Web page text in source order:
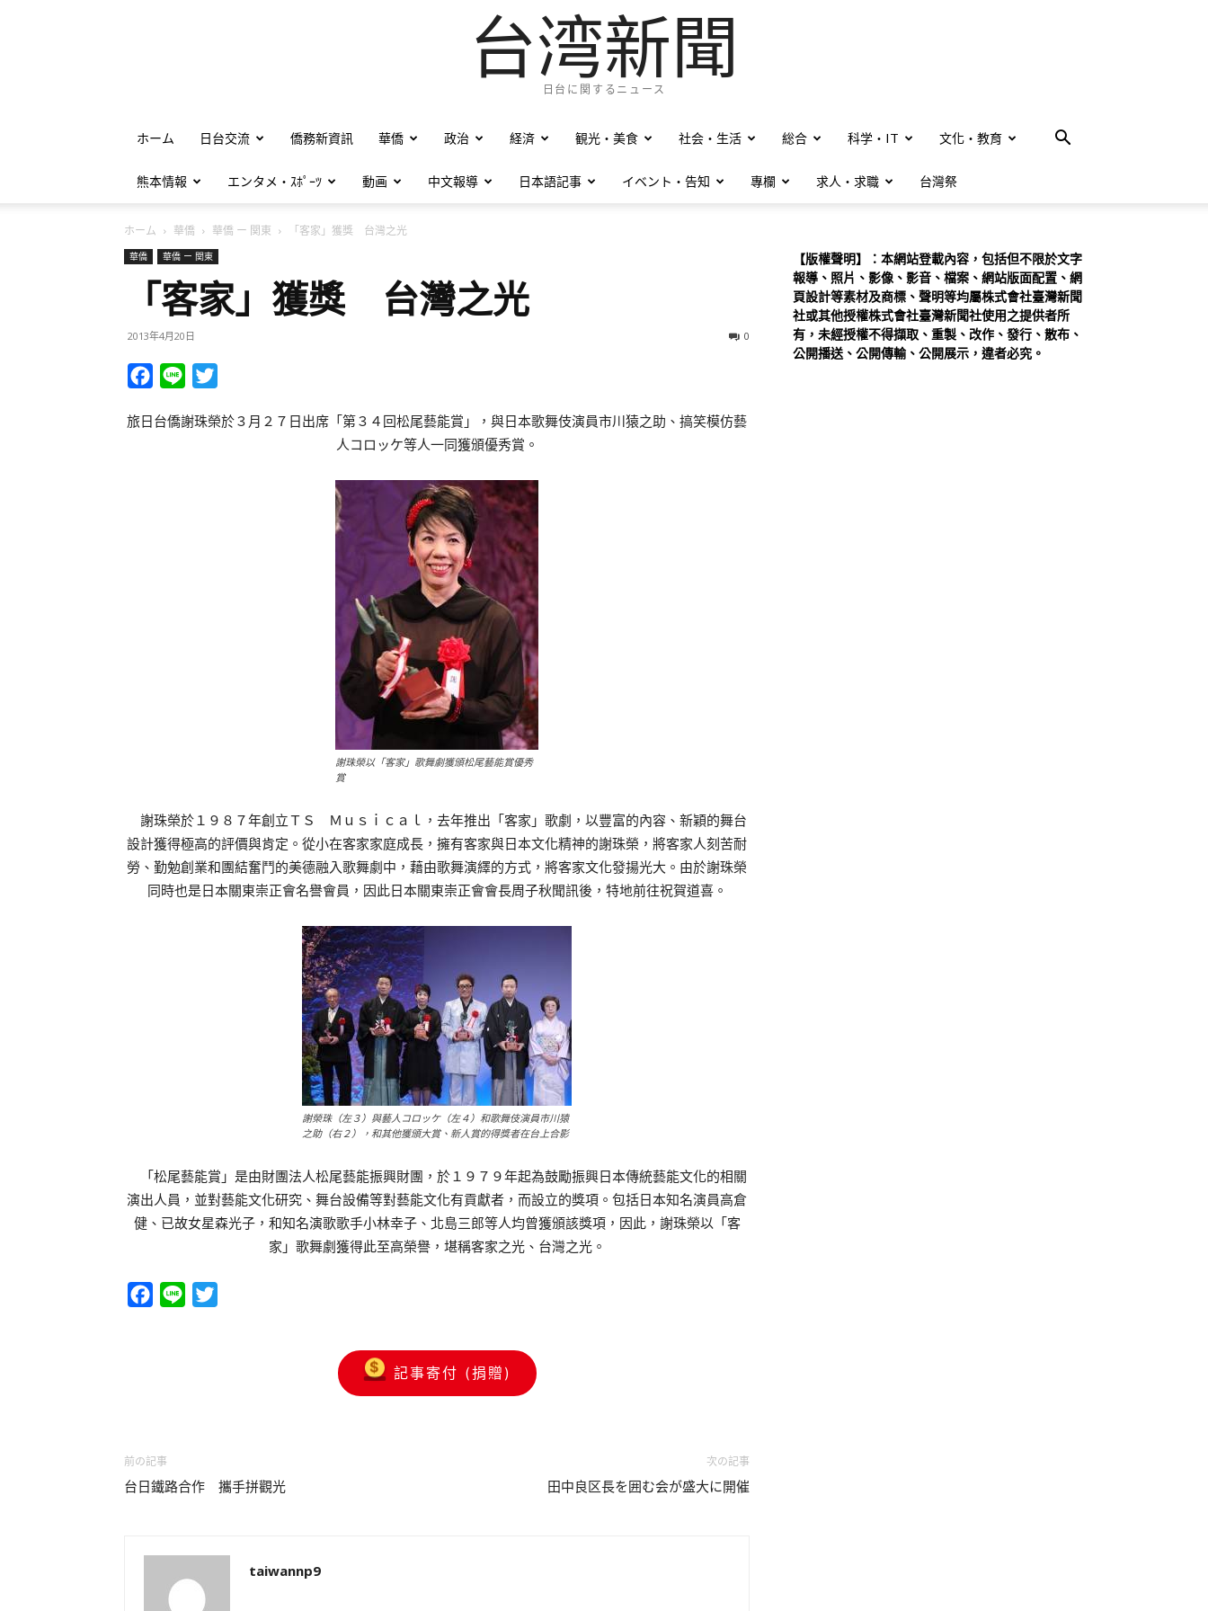
台湾新聞
日台に関するニュース
ホーム 日台交流 僑務新資訊 華僑 政治 経済 観光・美食 社会・生活 総合 科学・IT 文化・教育
熊本情報 エンタメ・ｽﾎﾟｰﾂ 動画 中文報導 日本語記事 イベント・告知 專欄 求人・求職 台灣祭
ホーム 華僑 華僑 ー 関東 「客家」獲獎 台灣之光
華僑 華僑 ー 関東
「客家」獲獎 台灣之光
2013年4月20日 0
Facebook
Line
旅日台僑謝珠榮於３月２７日出席「第３４回松尾藝能賞」，與日本歌舞伎演員市川猿之助、搞笑模仿藝
人コロッケ等人一同獲頒優秀賞。
謝珠榮以「客家」歌舞劇獲頒松尾藝能賞優秀
賞
謝珠榮於１９８７年創立ＴＳ Ｍｕｓｉｃａｌ，去年推出「客家」歌劇，以豐富的內容、新穎的舞台
設計獲得極高的評價與肯定。從小在客家家庭成長，擁有客家與日本文化精神的謝珠榮，將客家人刻苦耐
勞、勤勉創業和團結奮鬥的美德融入歌舞劇中，藉由歌舞演繹的方式，將客家文化發揚光大。由於謝珠榮
同時也是日本關東崇正會名譽會員，因此日本關東崇正會會長周子秋聞訊後，特地前往祝賀道喜。
謝榮珠（左３）與藝人コロッケ（左４）和歌舞伎演員市川猿
之助（右２），和其他獲頒大賞、新人賞的得獎者在台上合影
「松尾藝能賞」是由財團法人松尾藝能振興財團，於１９７９年起為鼓勵振興日本傳統藝能文化的相關
演出人員，並對藝能文化研究、舞台設備等對藝能文化有貢獻者，而設立的獎項。包括日本知名演員高倉
健、已故女星森光子，和知名演歌歌手小林幸子、北島三郎等人均曾獲頒該獎項，因此，謝珠榮以「客
家」歌舞劇獲得此至高榮譽，堪稱客家之光、台灣之光。
Facebook
Line
記事寄付 (捐贈)
前の記事
台日鐵路合作 攜手拼觀光
次の記事
田中良区長を囲む会が盛大に開催
taiwannp9
【版權聲明】：本網站登載內容，包括但不限於文字
報導、照片、影像、影音、檔案、網站版面配置、網
頁設計等素材及商標、聲明等均屬株式會社臺灣新聞
社或其他授權株式會社臺灣新聞社使用之提供者所
有，未經授權不得擷取、重製、改作、發行、散布、
公開播送、公開傳輸、公開展示，違者必究。